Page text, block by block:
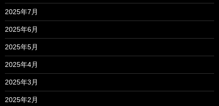
2025年7月
2025年6月
2025年5月
2025年4月
2025年3月
2025年2月